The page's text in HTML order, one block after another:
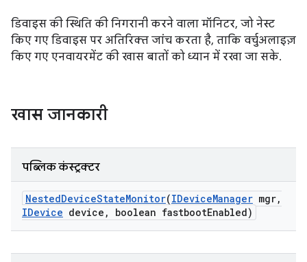
डिवाइस की स्थिति की निगरानी करने वाला मॉनिटर, जो नेस्ट
किए गए डिवाइस पर अतिरिक्त जांच करता है, ताकि वर्चुअलाइज़
किए गए एनवायरमेंट की खास बातों को ध्यान में रखा जा सके.
खास जानकारी
पब्लिक कंस्ट्रक्टर
NestedDeviceStateMonitor(IDeviceManager mgr,
IDevice device , boolean fastbootEnabled)